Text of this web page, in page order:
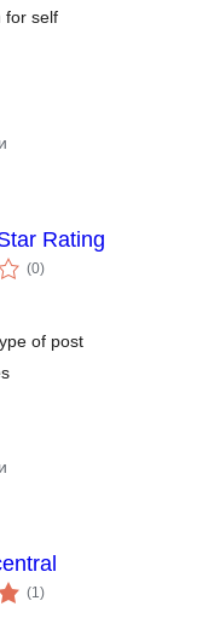
for self
Rating
(0укупних
оцена
)
of post
(1укупних
оцена
)